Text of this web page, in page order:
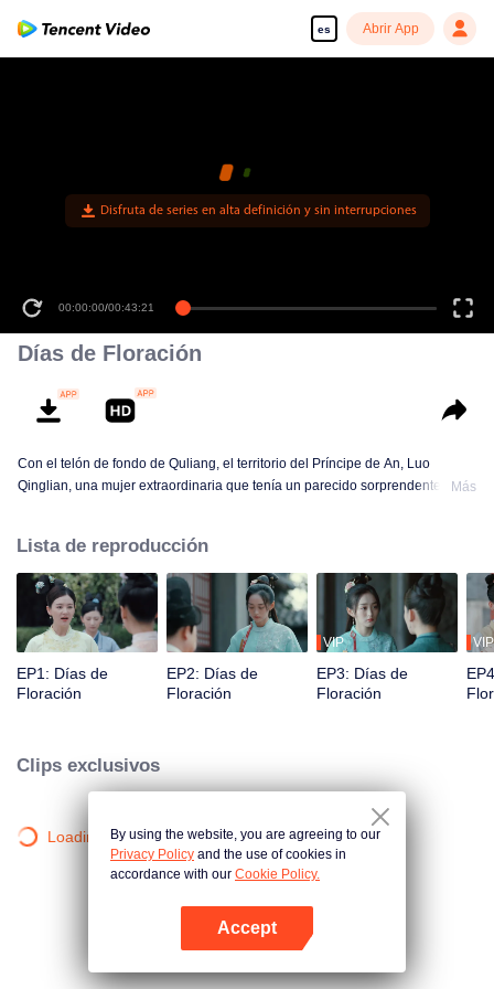
es Abrir App
Disfruta de series en alta definición y sin interrupciones
00:00:00/00:43:21
Días de Floración
Con el telón de fondo de Quliang, el territorio del Príncipe de An, Luo
Qinglian, una mujer extraordinaria que tenía un parecido sorprendente con
Qinglian intentó escapar, pero cuando experimentó una serie de eventos
con Lianxin, su compasión por la gente la conmovió. Como resultado, ella
estaba decidida a permanecer a su lado y ayudarlo a realizar sus
ambiciones.
Más
Lista de reproducción
EP1: Días de
Floración
EP2: Días de
Floración
VIP
EP3: Días de
Floración
VIP
Clips exclusivos
Loading…By using the website, you are agreeing to our
Privacy Policy and the use of cookies in
accordance with our Cookie Policy.
Accept